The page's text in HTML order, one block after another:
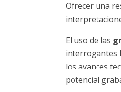
Ofrecer una
El uso de las
interrogantes
los avances
potencial